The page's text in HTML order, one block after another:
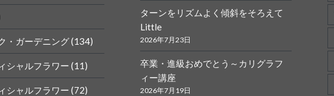
ターンをリズムよく傾斜をそろえて
Little
2026年7月23日
卒業・進級おめでとう～カリグラフ
ィー講座
2026年7月19日
・ガーデニング(134)
シャルフラワー (11)
シャルフラワー (72)